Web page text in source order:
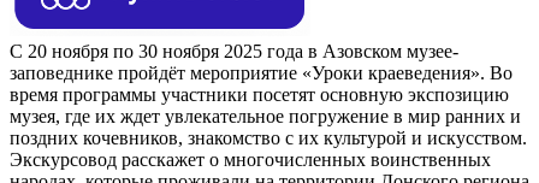
С 20 ноября по 30 ноября 2025 года в Азовском музее-
заповеднике пройдёт мероприятие «Уроки краеведения». Во
время программы участники посетят основную экспозицию
музея, где их ждет увлекательное погружение в мир ранних и
поздних кочевников, знакомство с их культурой и искусством.
Экскурсовод расскажет о многочисленных воинственных